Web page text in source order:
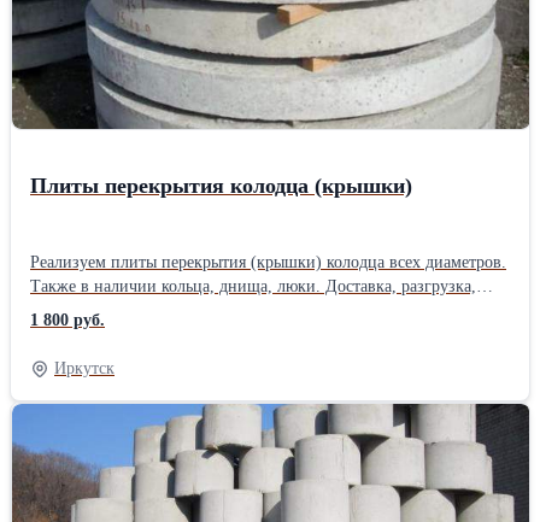
Плиты перекрытия колодца (крышки)
Реализуем плиты перекрытия (крышки) колодца всех диаметров.
Также в наличии кольца, днища, люки. Доставка, разгрузка,
установка. Выполняем монтаж выгребных ям «под ключ». Опыт
работы более 15 лет.Производитель: Собственное производство
1 800 руб.
Иркутск